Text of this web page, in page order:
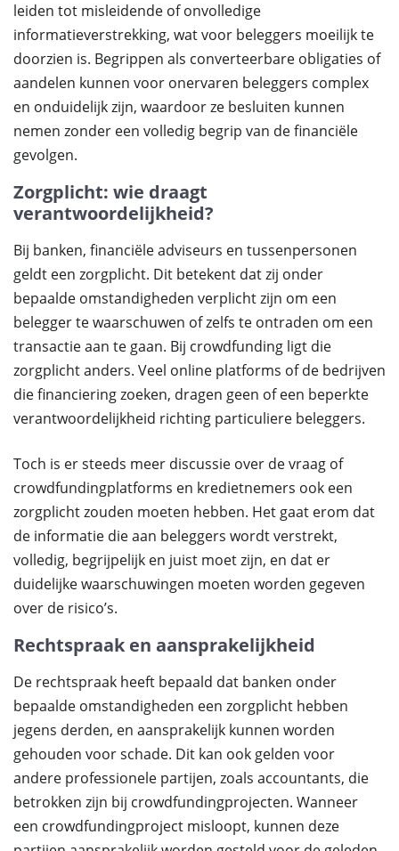
leiden tot misleidende of onvolledige
informatieverstrekking, wat voor beleggers moeilijk te
doorzien is. Begrippen als converteerbare obligaties of
aandelen kunnen voor onervaren beleggers complex
en onduidelijk zijn, waardoor ze besluiten kunnen
nemen zonder een volledig begrip van de financiële
gevolgen.
Zorgplicht: wie draagt
verantwoordelijkheid?
Bij banken, financiële adviseurs en tussenpersonen
geldt een zorgplicht. Dit betekent dat zij onder
bepaalde omstandigheden verplicht zijn om een
belegger te waarschuwen of zelfs te ontraden om een
transactie aan te gaan. Bij crowdfunding ligt die
zorgplicht anders. Veel online platforms of de bedrijven
die financiering zoeken, dragen geen of een beperkte
verantwoordelijkheid richting particuliere beleggers.
Toch is er steeds meer discussie over de vraag of
crowdfundingplatforms en kredietnemers ook een
zorgplicht zouden moeten hebben. Het gaat erom dat
de informatie die aan beleggers wordt verstrekt,
volledig, begrijpelijk en juist moet zijn, en dat er
duidelijke waarschuwingen moeten worden gegeven
over de risico’s.
Rechtspraak en aansprakelijkheid
De rechtspraak heeft bepaald dat banken onder
bepaalde omstandigheden een zorgplicht hebben
jegens derden, en aansprakelijk kunnen worden
gehouden voor schade. Dit kan ook gelden voor
andere professionele partijen, zoals accountants, die
betrokken zijn bij crowdfundingprojecten. Wanneer
een crowdfundingproject misloopt, kunnen deze